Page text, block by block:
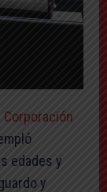
Corporación
edades y
y